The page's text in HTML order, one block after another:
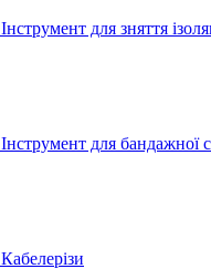
Інструмент для зняття
Інструмент для бандажної
Кабелерізи